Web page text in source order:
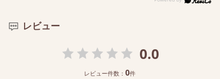
レビュー
0.0
レビュー件数：0件